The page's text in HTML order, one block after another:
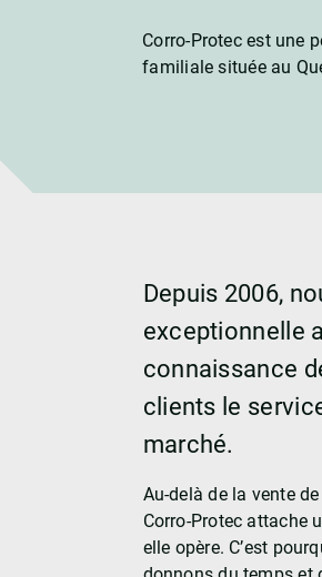
Corro-Protec est une
familiale située au
Depuis 2006,
exceptionnelle
connaissance
clients le
marché.
Au-delà de la vente
Corro-Protec attache
elle opère. C’est